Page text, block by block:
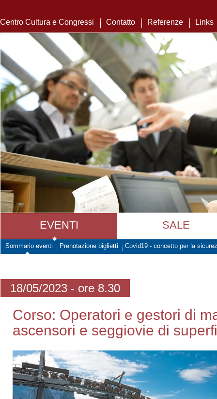
Centro Cultura e Congressi Contatto Referenze Links
EVENTI SALE
Sommario eventi Prenotazione biglietti Covid19 - concetto per la
18/05/2023 - ore 8.30
Corso: Operatori e gestori di
ascensori e seggiovie di